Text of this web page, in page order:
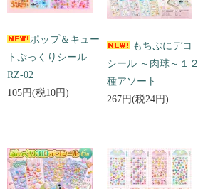
ポップ＆キュー
トぷっくりシール
RZ-02
105円(税10円)
もちぷにデコ
シール ～肉球～１２
種アソート
267円(税24円)